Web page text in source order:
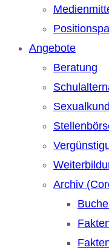
Angebote
Beratung
Archiv